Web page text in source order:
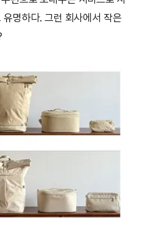
명하다. 그런 회사에서 작은